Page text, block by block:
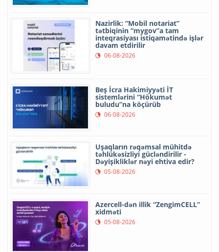
Nazirlik: “Mobil notariat”
tətbiqinin “mygov”a tam
inteqrasiyası istiqamətində işlər
davam etdirilir
06-08-2026
Beş İcra Hakimiyyəti İT
sistemlərini “Hökumət
buludu”na köçürüb
06-08-2026
Uşaqların rəqəmsal mühitdə
təhlükəsizliyi gücləndirilir -
Dəyişikliklər nəyi ehtiva edir?
05-08-2026
Azercell-dən illik “ZengimCELL”
xidməti
05-08-2026